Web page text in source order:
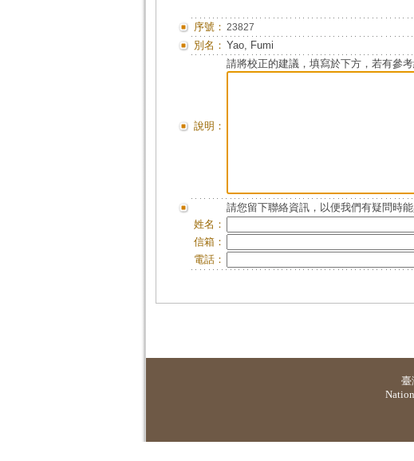
序號： 23827
別名： Yao, Fumi
說明：
請將校正的建議，填寫於下方，若有參
請您留下聯絡資訊，以便我們有疑問時
姓名：
信箱：
電話：
臺